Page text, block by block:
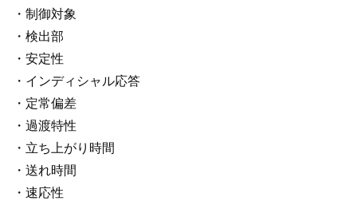
・制御対象
・検出部
・安定性
・インディシャル応答
・定常偏差
・過渡特性
・立ち上がり時間
・送れ時間
・速応性